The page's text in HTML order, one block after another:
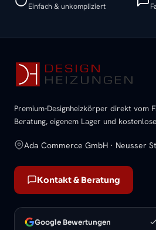
Einfach & unkompliziert
Premium-Designheizkörper direkt vom
Beratung, eigenem Lager und
Ada Commerce GmbH · Neusser
Kontakt & Beratung
Google Bewertungen